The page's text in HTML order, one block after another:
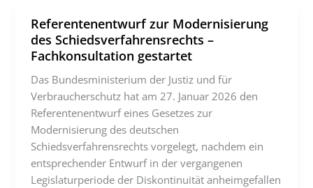
Referentenentwurf zur Modernisierung
des Schiedsverfahrensrechts –
Fachkonsultation gestartet
Das Bundesministerium der Justiz und für
Verbraucherschutz hat am 27. Januar 2026 den
Referentenentwurf eines Gesetzes zur
Modernisierung des deutschen
Schiedsverfahrensrechts vorgelegt, nachdem ein
entsprechender Entwurf in der vergangenen
Legislaturperiode der Diskontinuität anheimgefallen